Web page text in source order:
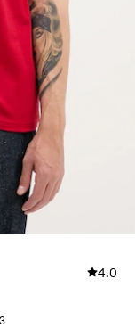
4.0